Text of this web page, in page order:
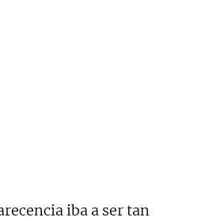
iba a ser tan